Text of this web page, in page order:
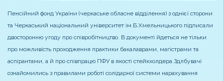
Пенсійний фонд України (черкаське обласне відділення) з однієї сторони
та Черкаський національний університет ім.Б.Хмельницького підписали
двосторонню угоду про співробітництво. В документі йдеться не тільки
про можливість проходження практики бакалаврами, магістрами та
аспірантами, а й про співпрацю ПФУ в якості стейкхолдера.Здлбувачі
ознайомились з правилами роботі солідарної системи нарахування